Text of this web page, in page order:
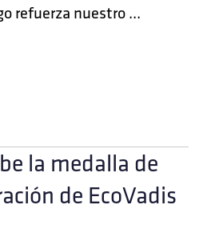
refuerza nuestro ...
la medalla de
de EcoVadis